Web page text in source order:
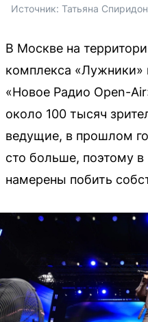
Источник: Татьяна
В Москве на
комплекса «Лужники»
«Новое Радио Open-
около 100 тысяч
ведущие, в прошлом
сто больше, поэтому
намерены побить